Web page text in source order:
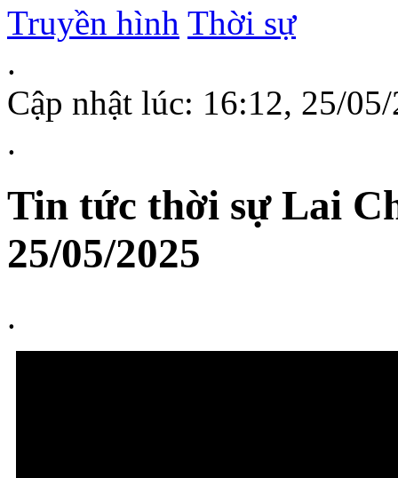
Truyền hình Thời sự
.
Cập nhật lúc: 16:12, 25/
.
Tin tức thời sự Lai
25/05/2025
.